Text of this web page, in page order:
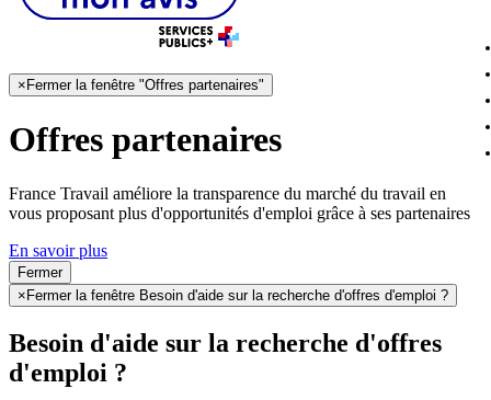
× Fermer la fenêtre "Offres partenaires"
Offres partenaires
France Travail améliore la transparence du marché du travail en
vous proposant plus d'opportunités d'emploi grâce à ses partenaires
En savoir plus
Fermer
× Fermer la fenêtre Besoin d'aide sur la recherche d'offres d'emploi ?
Besoin d'aide sur la recherche d'offres
d'emploi ?